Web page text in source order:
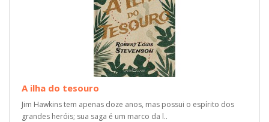
A ilha do tesouro
Jim Hawkins tem apenas doze anos, mas possui o espírito dos
grandes heróis; sua saga é um marco da l..